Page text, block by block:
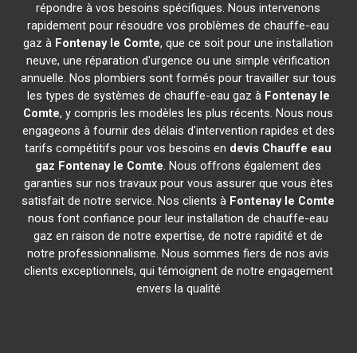
répondre à vos besoins spécifiques. Nous intervenons
rapidement pour résoudre vos problèmes de chauffe-eau
gaz à Fontenay le Comte, que ce soit pour une installation
neuve, une réparation d'urgence ou une simple vérification
annuelle. Nos plombiers sont formés pour travailler sur tous
les types de systèmes de chauffe-eau gaz à Fontenay le
Comte, y compris les modèles les plus récents. Nous nous
engageons à fournir des délais d'intervention rapides et des
tarifs compétitifs pour vos besoins en devis Chauffe eau
gaz Fontenay le Comte. Nous offrons également des
garanties sur nos travaux pour vous assurer que vous êtes
satisfait de notre service. Nos clients à Fontenay le Comte
nous font confiance pour leur installation de chauffe-eau
gaz en raison de notre expertise, de notre rapidité et de
notre professionnalisme. Nous sommes fiers de nos avis
clients exceptionnels, qui témoignent de notre engagement
envers la qualité